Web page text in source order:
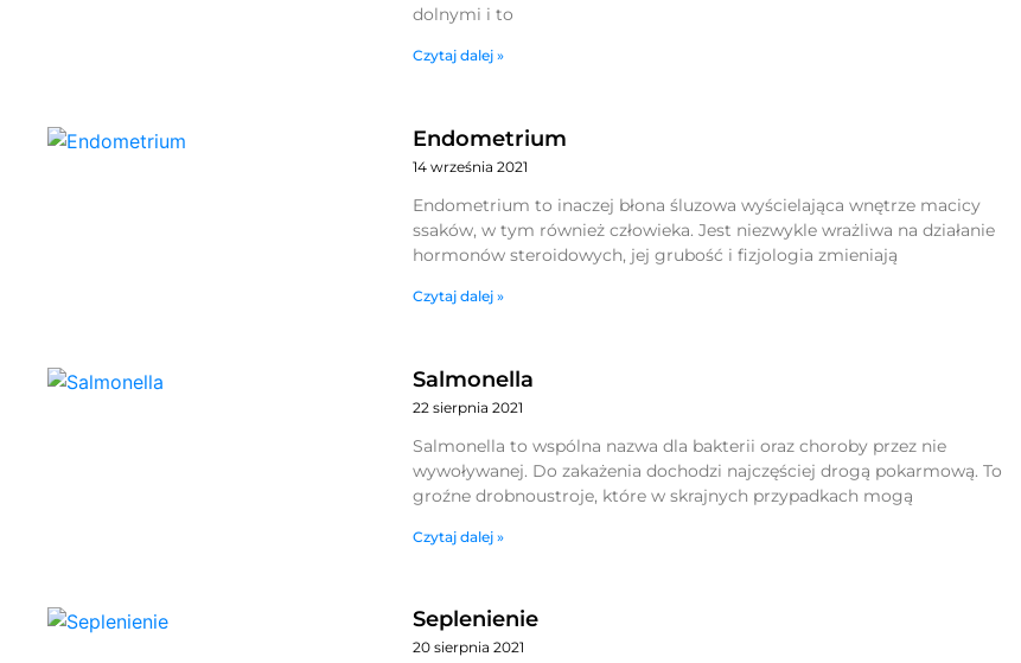
dolnymi i to
Czytaj dalej »
Endometrium
14 września 2021
Endometrium to inaczej błona śluzowa wyścielająca wnętrze macicy
ssaków, w tym również człowieka. Jest niezwykle wrażliwa na działanie
hormonów steroidowych, jej grubość i fizjologia zmieniają
Czytaj dalej »
Salmonella
22 sierpnia 2021
Salmonella to wspólna nazwa dla bakterii oraz choroby przez nie
wywoływanej. Do zakażenia dochodzi najczęściej drogą pokarmową. To
groźne drobnoustroje, które w skrajnych przypadkach mogą
Czytaj dalej »
Seplenienie
20 sierpnia 2021